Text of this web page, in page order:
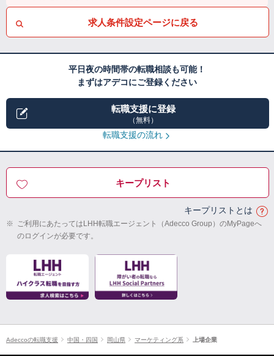
求人条件設定ページに戻る
平日夜の時間帯の転職相談も可能！
まずはアデコにご登録ください
転職支援に登録
（無料）
転職支援の流れ
キープリスト
キープリストとは
※ ご利用にあたってはLHH転職エージェント（Adecco Group）のMyPageへ
のログインが必要です。
Adeccoの転職支援 中国・四国 岡山県 マーケティング系 上場企業